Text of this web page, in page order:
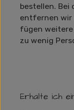
bestellen. Bei
entfernen wir
fügen weitere
zu wenig
Erhalte ich